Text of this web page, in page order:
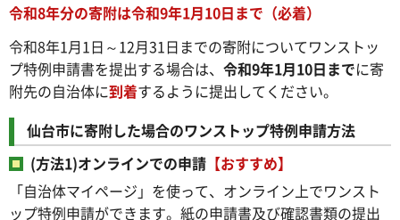
令和8年分の寄附は令和9年1月10日まで（必着）
令和8年1月1日～12月31日までの寄附についてワンストッ
プ特例申請書を提出する場合は、 令和9年1月10日までに寄
附先の自治体に到着するように提出してください。
仙台市に寄附した場合のワンストップ特例申請方法
(方法1)オンラインでの申請 【おすすめ】
「自治体マイページ」を使って、オンライン上でワンスト
ップ特例申請ができます。紙の申請書及び確認書類の提出